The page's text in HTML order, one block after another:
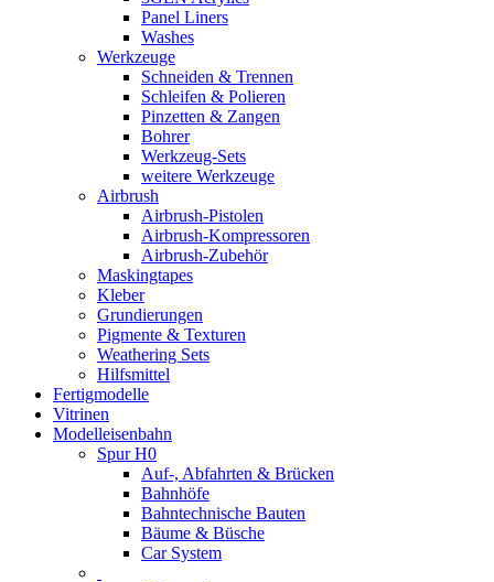
Panel Liners
Washes
Werkzeuge
Schneiden & Trennen
Schleifen & Polieren
Pinzetten & Zangen
Bohrer
Werkzeug-Sets
weitere Werkzeuge
Airbrush
Airbrush-Pistolen
Airbrush-Kompressoren
Airbrush-Zubehör
Maskingtapes
Kleber
Grundierungen
Pigmente & Texturen
Weathering Sets
Hilfsmittel
Fertigmodelle
Vitrinen
Modelleisenbahn
Spur H0
Auf-, Abfahrten & Brücken
Bahnhöfe
Bahntechnische Bauten
Bäume & Büsche
Car System